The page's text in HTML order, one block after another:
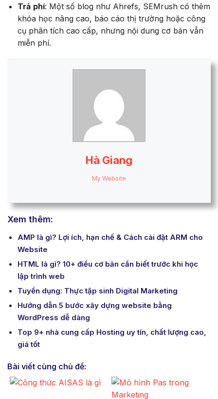
Trả phí: Một số blog như Ahrefs, SEMrush có thêm
khóa học nâng cao, báo cáo thị trường hoặc công
cụ phân tích cao cấp, nhưng nội dung cơ bản vẫn
miễn phí.
Hà Giang
My Website
Xem thêm:
AMP là gì? Lợi ích, hạn chế & Cách cài đặt ARM cho
Website
HTML là gì? 10+ điều cơ bản cần biết trước khi học
lập trình web
Tuyển dụng: Thực tập sinh Digital Marketing
Hướng dẫn 5 bước xây dựng website bằng
WordPress dễ dàng
Top 9+ nhà cung cấp Hosting uy tín, chất lượng cao,
giá tốt
Bài viết cùng chủ đề: